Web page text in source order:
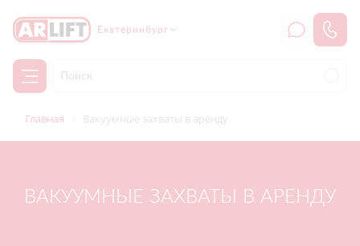
Екатеринбург
Главная Вакуумные захваты в аренду
ВАКУУМНЫЕ ЗАХВАТЫ В АРЕНДУ